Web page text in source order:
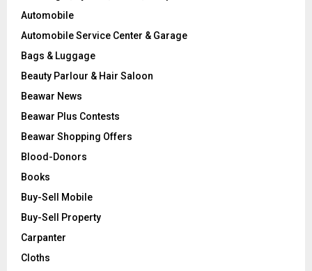
Automobile
Automobile Service Center & Garage
Bags & Luggage
Beauty Parlour & Hair Saloon
Beawar News
Beawar Plus Contests
Beawar Shopping Offers
Blood-Donors
Books
Buy-Sell Mobile
Buy-Sell Property
Carpanter
Cloths